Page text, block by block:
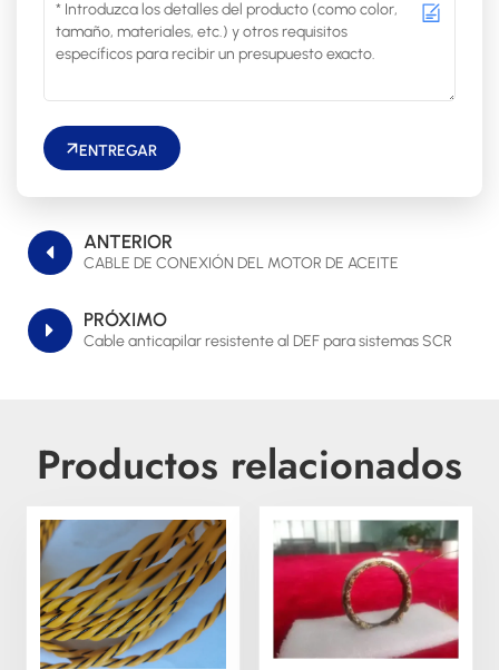
ENTREGAR
ANTERIOR
CABLE DE CONEXIÓN DEL MOTOR DE ACEITE
PRÓXIMO
Cable anticapilar resistente al DEF para sistemas SCR
Productos relacionados